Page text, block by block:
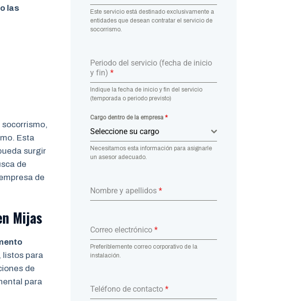
las
Esta
surgir
de
de
Mijas
listos para
de
para
Este servicio está destinado exclusivamente a
entidades que desean contratar el servicio de
socorrismo.
Periodo del servicio (fecha de inicio
y fin) *
Indique la fecha de inicio y fin del servicio
(temporada o periodo previsto)
Cargo dentro de la empresa *
Seleccione su cargo
Necesitamos esta información para asignarle
un asesor adecuado.
Nombre y apellidos *
Correo electrónico *
Preferiblemente correo corporativo de la
instalación.
Teléfono de contacto *